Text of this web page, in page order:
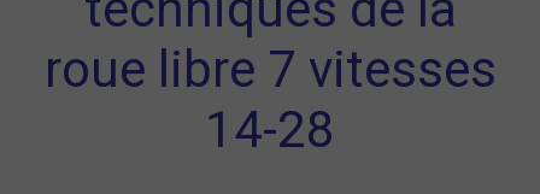
roue libre 7 vitesses
14-28